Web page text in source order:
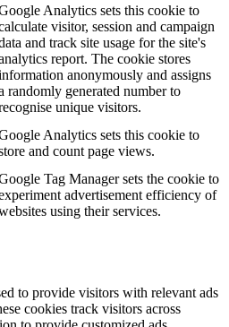
Analytics sets this cookie to
visitor, session and campaign
and track site usage for the site's
report. The cookie stores
anonymously and assigns
randomly generated number to
unique visitors.
Analytics sets this cookie to
and count page views.
Tag Manager sets the cookie to
advertisement efficiency of
using their services.
to provide visitors with relevant ads
cookies track visitors across